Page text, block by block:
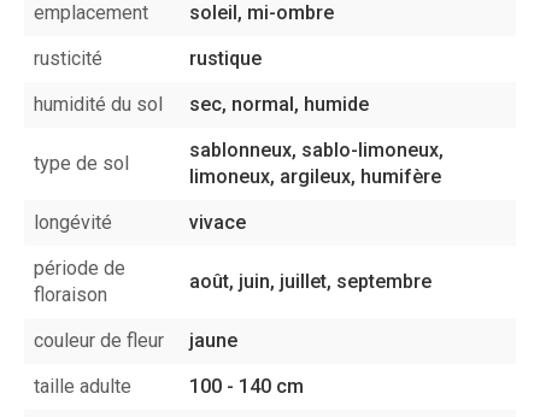
emplacement
soleil, mi-ombre
rusticité
rustique
humidité du sol
sec, normal, humide
type de sol
sablonneux, sablo-limoneux,
limoneux, argileux, humifère
longévité
vivace
période de
floraison
août, juin, juillet, septembre
couleur de fleur
jaune
taille adulte
100 - 140 cm